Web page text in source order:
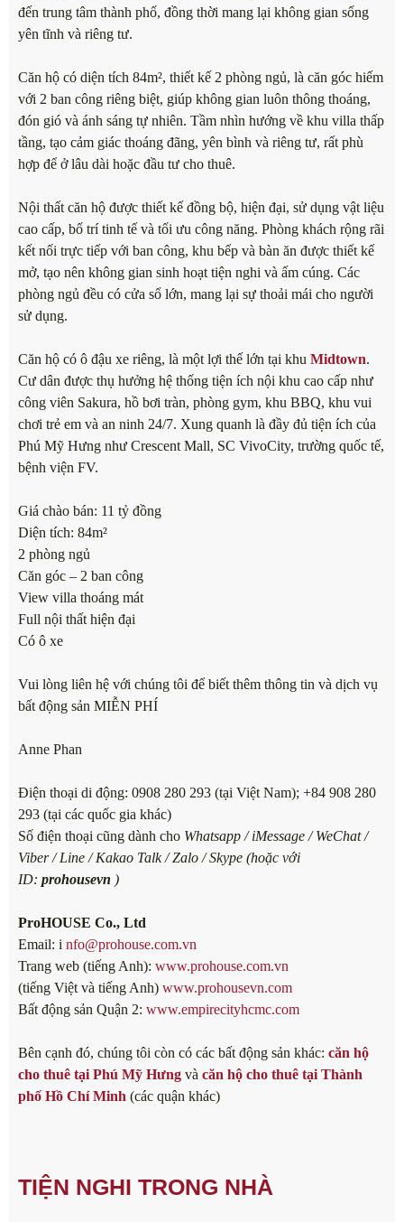
đến trung tâm thành phố, đồng thời mang lại không gian sống
yên tĩnh và riêng tư.
Căn hộ có diện tích 84m², thiết kế 2 phòng ngủ, là căn góc hiếm
với 2 ban công riêng biệt, giúp không gian luôn thông thoáng,
đón gió và ánh sáng tự nhiên. Tầm nhìn hướng về khu villa thấp
tầng, tạo cảm giác thoáng đãng, yên bình và riêng tư, rất phù
hợp để ở lâu dài hoặc đầu tư cho thuê.
Nội thất căn hộ được thiết kế đồng bộ, hiện đại, sử dụng vật liệu
cao cấp, bố trí tinh tế và tối ưu công năng. Phòng khách rộng rãi
kết nối trực tiếp với ban công, khu bếp và bàn ăn được thiết kế
mở, tạo nên không gian sinh hoạt tiện nghi và ấm cúng. Các
phòng ngủ đều có cửa sổ lớn, mang lại sự thoải mái cho người
sử dụng.
Căn hộ có ô đậu xe riêng, là một lợi thế lớn tại khu Midtown.
Cư dân được thụ hưởng hệ thống tiện ích nội khu cao cấp như
công viên Sakura, hồ bơi tràn, phòng gym, khu BBQ, khu vui
chơi trẻ em và an ninh 24/7. Xung quanh là đầy đủ tiện ích của
Phú Mỹ Hưng như Crescent Mall, SC VivoCity, trường quốc tế,
bệnh viện FV.
Giá chào bán: 11 tỷ đồng
Diện tích: 84m²
2 phòng ngủ
Căn góc – 2 ban công
View villa thoáng mát
Full nội thất hiện đại
Có ô xe
Vui lòng liên hệ với chúng tôi để biết thêm thông tin và dịch vụ
bất động sản MIỄN PHÍ
Anne Phan
Điện thoại di động: 0908 280 293 (tại Việt Nam); +84 908 280
293 (tại các quốc gia khác)
Số điện thoại cũng dành cho Whatsapp / iMessage / WeChat /
Viber / Line / Kakao Talk / Zalo / Skype (hoặc với
ID: prohousevn )
ProHOUSE Co., Ltd
Email: i nfo@prohouse.com.vn
Trang web (tiếng Anh): www.prohouse.com.vn
(tiếng Việt và tiếng Anh) www.prohousevn.com
Bất động sản Quận 2: www.empirecityhcmc.com
Bên cạnh đó, chúng tôi còn có các bất động sản khác: căn hộ
cho thuê tại Phú Mỹ Hưng và căn hộ cho thuê tại Thành
phố Hồ Chí Minh (các quận khác)
TIỆN NGHI TRONG NHÀ